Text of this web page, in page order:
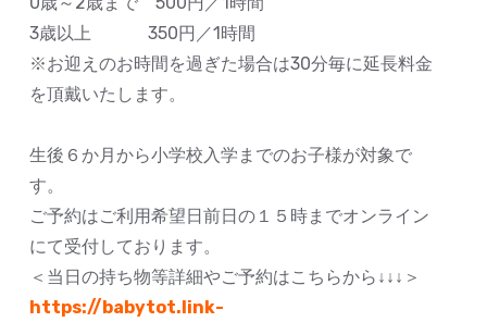
3歳以上 350円／1時間
※お迎えのお時間を過ぎた場合は30分毎に延長料金
を頂戴いたします。
生後６か月から小学校入学までのお子様が対象で
す。
ご予約はご利用希望日前日の１５時までオンライン
にて受付しております。
＜当日の持ち物等詳細やご予約はこちらから↓↓↓＞
https://babytot.link-